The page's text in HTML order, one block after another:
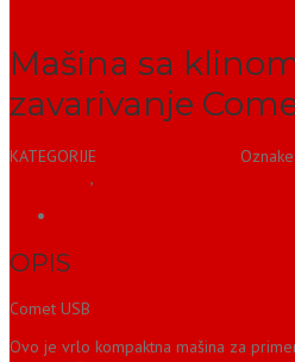
Mašina sa
zavarivanje
KATEGORIJE Oznake:
,
OPIS
Comet USB
Ovo je vrlo kompaktna mašina za